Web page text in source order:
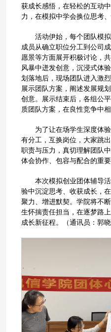
获成长感悟，在轻松的互动
力，在模拟中学会换位思考
活动伊始，每个团队模
成员从确立职位分工到公司
愿景等方面展开积极讨论，
风暴中迸发创意，沉浸式体
划落地后，现场团队进入激
展示团队方案，阐述发展规
创意。展示结束后，各组公
质团队方案，在良性竞争中
为了让在场学生深度体
有分工，互换岗位，大家跳
职责与压力，真切理解团队
体会协作、包容与配合的重要
本次模拟创业团体辅导
验中沉淀思考、收获成长，
聚力、增进默契。学院将不
生怀揣责任担当，在逐梦路
成长新征程。（通讯员：郭晓